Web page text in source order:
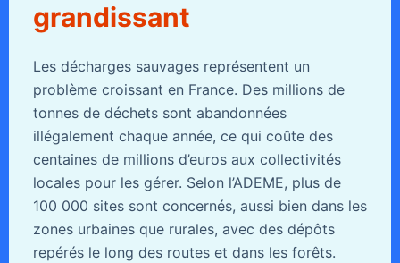
grandissant
Les décharges sauvages représentent un
problème croissant en France. Des millions de
tonnes de déchets sont abandonnées
illégalement chaque année, ce qui coûte des
centaines de millions d’euros aux collectivités
locales pour les gérer. Selon l’ADEME, plus de
100 000 sites sont concernés, aussi bien dans les
zones urbaines que rurales, avec des dépôts
repérés le long des routes et dans les forêts.